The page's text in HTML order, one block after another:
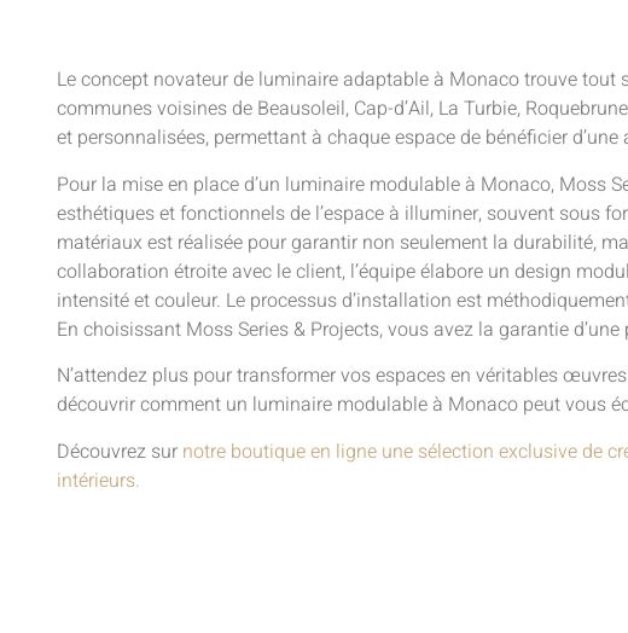
Le concept novateur de luminaire adaptable à Monaco trouve
communes voisines de Beausoleil, Cap-d’Ail, La Turbie,
et personnalisées, permettant à chaque espace de bénéficier
Pour la mise en place d’un luminaire modulable à Monaco, Moss
esthétiques et fonctionnels de l’espace à illuminer, souvent sous
matériaux est réalisée pour garantir non seulement la durabilité,
collaboration étroite avec le client, l’équipe élabore un design
intensité et couleur. Le processus d’installation est
En choisissant Moss Series & Projects, vous avez la garantie
N’attendez plus pour transformer vos espaces en véritables
découvrir comment un luminaire modulable à Monaco peut vous
Découvrez sur notre boutique en ligne une sélection exclusive de
intérieurs.